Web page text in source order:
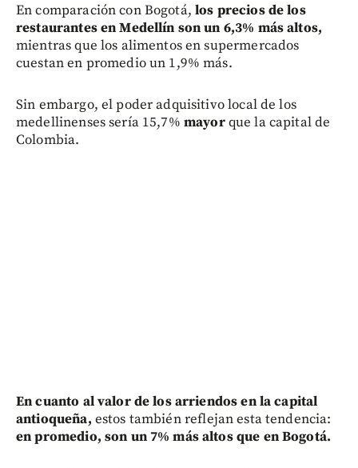
En comparación con Bogotá,los precios de los
restaurantes en Medellín son un 6,3% más altos,
mientras que los alimentos en supermercados
cuestan en promedio un 1,9% más.
Sin embargo, el poder adquisitivo local de los
medellinenses sería 15,7% mayorque la capital de
Colombia.
En cuanto al valor de los arriendos en la capital
antioqueña, estos también reflejan esta tendencia:
en promedio, son un 7% más altos que en Bogotá.